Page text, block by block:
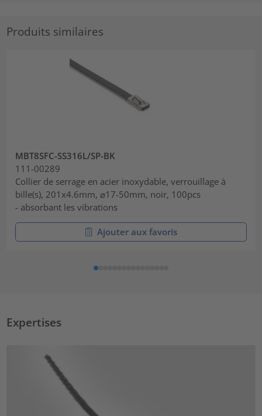
Produits similaires
MBT8SFC-SS316L/SP-BK
111-00289
Collier de serrage en acier inoxydable, verrouillage à
bille(s), 201x4.6mm, ⌀17-50mm, noir, 100pcs
- absorbant les vibrations
Ajouter aux favoris
Expertises